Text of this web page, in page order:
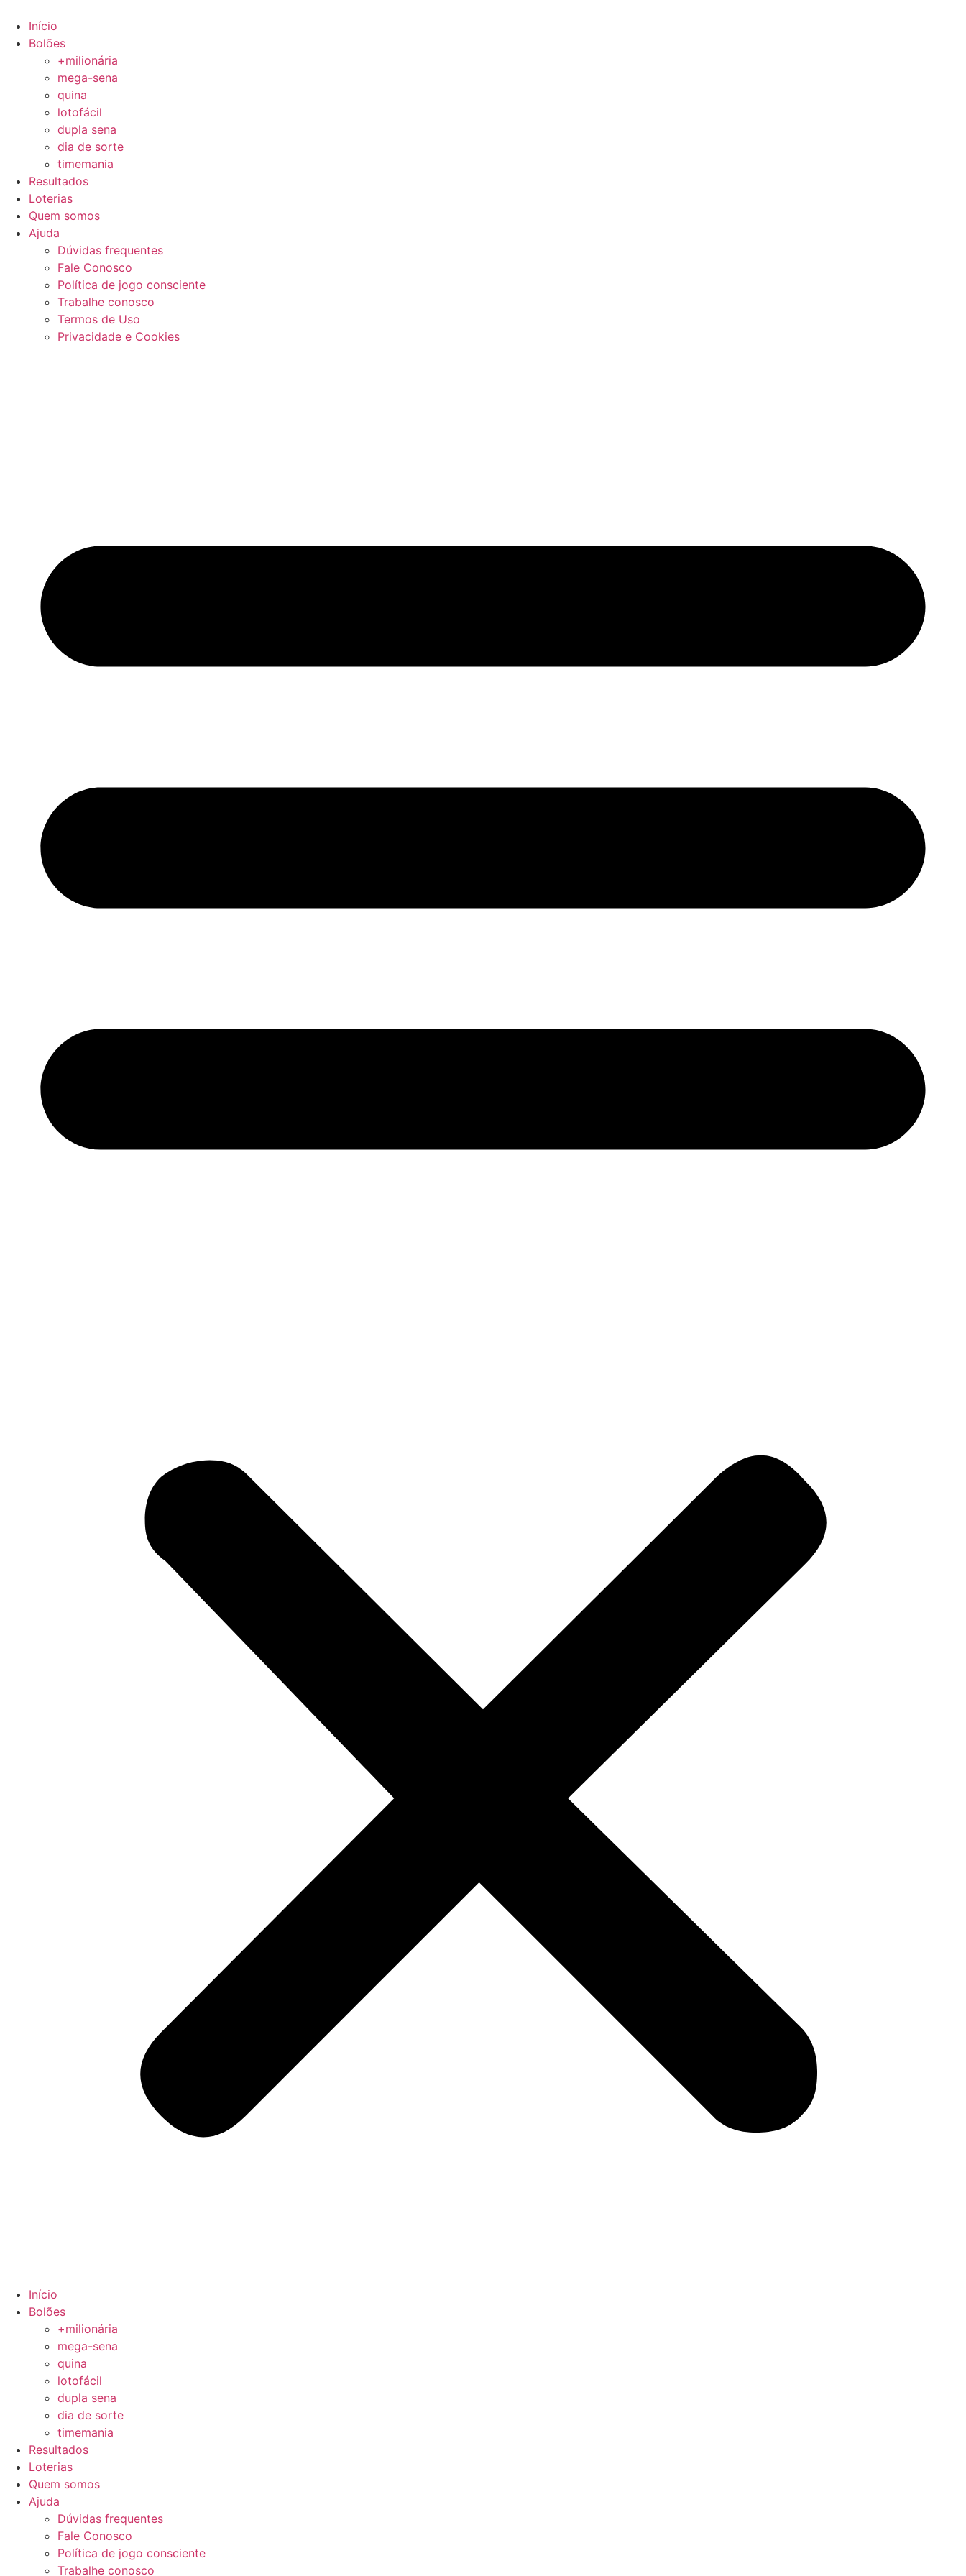
para
conteúdo
Início
Bolões
+milionária
mega-sena
quina
lotofácil
dupla sena
dia de sorte
timemania
Resultados
Loterias
Quem somos
Ajuda
Dúvidas frequentes
Fale Conosco
Política de jogo consciente
Trabalhe conosco
Termos de Uso
Privacidade e Cookies
Início
Bolões
+milionária
mega-sena
quina
lotofácil
dupla sena
dia de sorte
timemania
Resultados
Loterias
Quem somos
Ajuda
Dúvidas frequentes
Fale Conosco
Política de jogo consciente
Trabalhe conosco